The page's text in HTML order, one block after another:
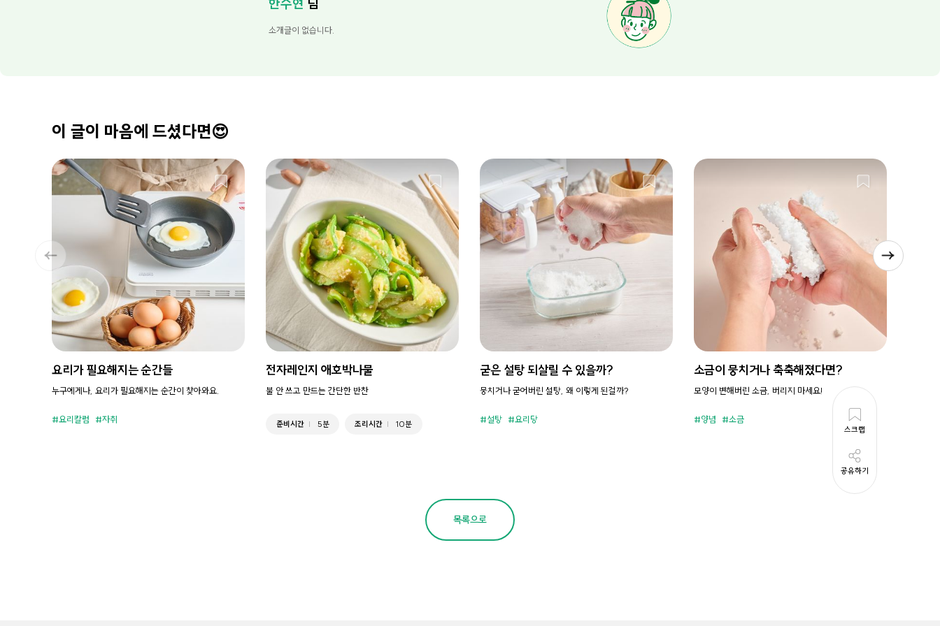
스크랩
공유하기
소개글이 없습니다.
이 글이 마음에 드셨다면😍
요리가 필요해지는 순간들
누구에게나, 요리가 필요해지는 순간이 찾아와요.
요리칼럼 자취
전자레인지 애호박나물
불 안 쓰고 만드는 간단한 반찬
준비시간 5분 조리시간 10분
굳은 설탕 되살릴 수 있을까?
뭉치거나 굳어버린 설탕, 왜 이렇게 된걸까?
설탕 요리당
소금이 뭉치거나 축축해졌다면?
모양이 변해버린 소금, 버리지 마세요!
양념 소금
목록으로